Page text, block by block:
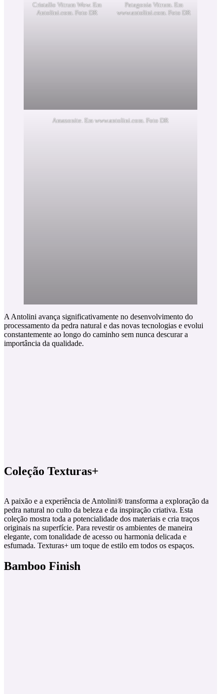
Cristallo Vitrum Wow. Em
Antolini.com. Foto DR
Patagonia Vitrum. Em
www.antolini.com. Foto DR
Amazonite. Em www.antolini.com. Foto DR
A Antolini avança significativamente no desenvolvimento do
processamento da pedra natural e das novas tecnologias e evolui
constantemente ao longo do caminho sem nunca descurar a
importância da qualidade.
Coleção Texturas+
A paixão e a experiência de Antolini® transforma a exploração da
pedra natural no culto da beleza e da inspiração criativa. Esta
coleção mostra toda a potencialidade dos materiais e cria traços
originais na superfície. Para revestir os ambientes de maneira
elegante, com tonalidade de acesso ou harmonia delicada e
esfumada. Texturas+ um toque de estilo em todos os espaços.
Bamboo Finish